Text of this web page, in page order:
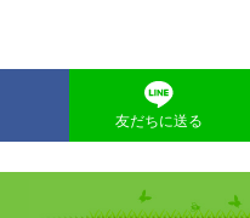
友だちに送る